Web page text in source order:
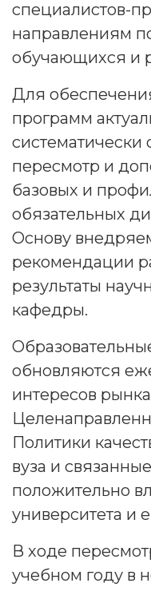
специалистов-
направлениям
обучающихся и
Для
программ
систематически
пересмотр и
базовых и
обязательных
Основу
рекомендации
результаты
кафедры.
обновляются
интересов
Политики
вуза и
положительно
университета и
В ходе
учебном году в